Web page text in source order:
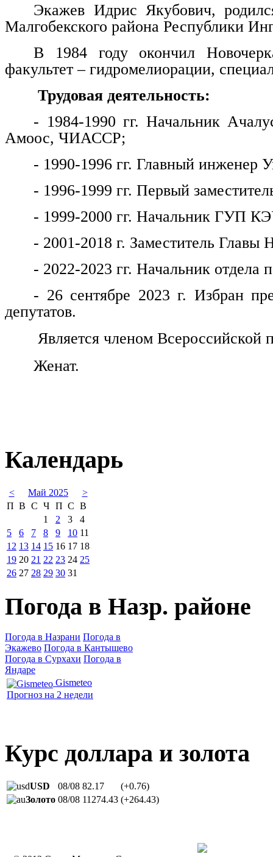
Экажев Идрис Якубович,
Малгобекского района Республики
В 1984 году окончил
факультет – гидромелиорации,
Трудовая деятельность:
- 1984-1990 гг. Начальник
Амоос, ЧИАССР;
- 1990-1996 гг. Главный
- 1996-1999 гг. Первый
- 1999-2000 гг. Начальник ГУП
- 2001-2018 г. Заместитель Главы
- 2022-2023 гг. Начальник
- 26 сентябре 2023 г. Избран
депутатов.
Является членом Всероссийской
Женат.
Календарь
< Май 2025
>
П В С Ч П С В
1
2 3
4
5
6 7 8 9 10 11
12 13 14 15 16 17 18
19 20 21 22 23 24 25
26 27 28 29 30 31
Погода в Назр. районе
Погода в Назрани Погода в
Экажево Погода в Кантышево
Погода в Сурхахи Погода в
Яндаре
Gismeteo
Прогноз на 2 недели
Курс доллара и золота
USD 08/08 82.17
(+0.76)
Золото 08/08 11274.43 (+264.43)